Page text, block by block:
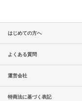
はじめての方へ
よくある質問
運営会社
特商法に基づく表記